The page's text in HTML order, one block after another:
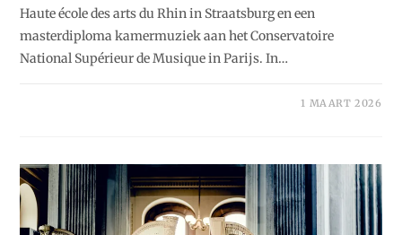
Haute école des arts du Rhin in Straatsburg en een
masterdiploma kamermuziek aan het Conservatoire
National Supérieur de Musique in Parijs. In…
1 MAART 2026